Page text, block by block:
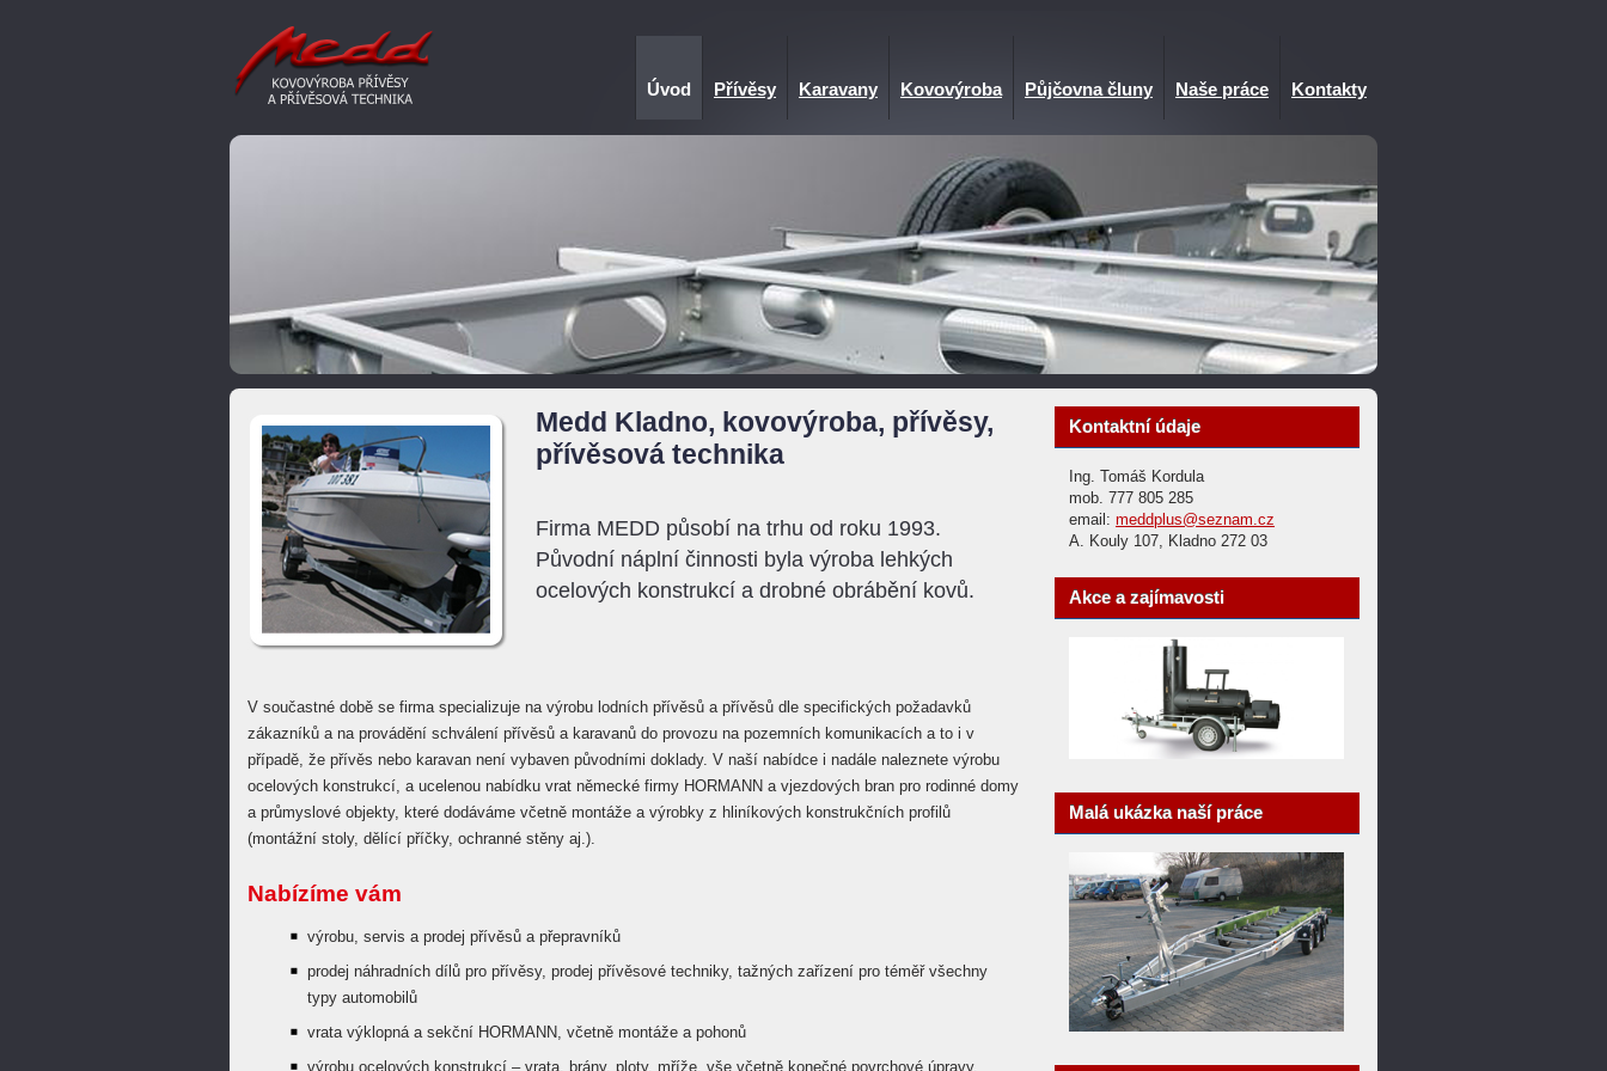
Kontakty
Naše práce
Půjčovna čluny
Kovovýroba
Karavany
Přívěsy
Úvod
Medd Kladno, kovovýroba, přívěsy,
přívěsová technika
Firma MEDD působí na trhu od roku 1993.
Původní náplní činnosti byla výroba lehkých
ocelových konstrukcí a drobné obrábění kovů.
V součastné době se firma specializuje na výrobu lodních přívěsů a přívěsů dle specifických požadavků
zákazníků a na provádění schválení přívěsů a karavanů do provozu na pozemních komunikacích a to i v
případě, že přívěs nebo karavan není vybaven původními doklady. V naší nabídce i nadále naleznete výrobu
ocelových konstrukcí, a ucelenou nabídku vrat německé firmy HORMANN a vjezdových bran pro rodinné domy
a průmyslové objekty, které dodáváme včetně montáže a výrobky z hliníkových konstrukčních profilů
(montážní stoly, dělící příčky, ochranné stěny aj.).
Nabízíme vám
výrobu, servis a prodej přívěsů a přepravníků
prodej náhradních dílů pro přívěsy, prodej přívěsové techniky, tažných zařízení pro téměř všechny
typy automobilů
vrata výklopná a sekční HORMANN, včetně montáže a pohonů
výrobu ocelových konstrukcí – vrata, brány, ploty, mříže, vše včetně konečné povrchové úpravy,
Kontaktní údaje
Ing. Tomáš Kordula
mob. 777 805 285
email: meddplus@seznam.cz
A. Kouly 107, Kladno 272 03
Akce a zajímavosti
Malá ukázka naší práce